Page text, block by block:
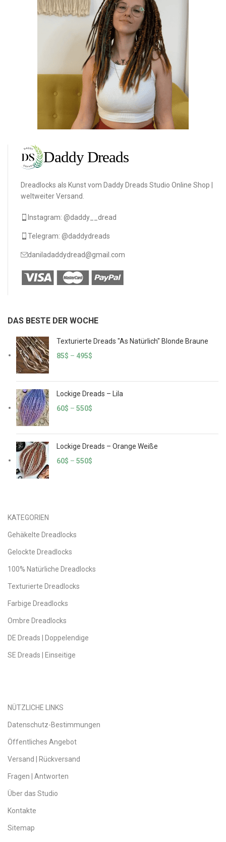
Dreadlocks als Kunst vom Daddy Dreads Studio Online Shop |
weltweiter Versand.
Instagram: @daddy__dread
Telegram: @daddydreads
daniladaddydread@gmail.com
DAS BESTE DER WOCHE
Texturierte Dreads "As Natürlich" Blonde Braune
85$ – 495$
Lockige Dreads – Lila
60$ – 550$
Lockige Dreads – Orange Weiße
60$ – 550$
KATEGORIEN
Gehäkelte Dreadlocks
Gelockte Dreadlocks
100% Natürliche Dreadlocks
Texturierte Dreadlocks
Farbige Dreadlocks
Ombre Dreadlocks
DE Dreads | Doppelendige
SE Dreads | Einseitige
NÜTZLICHE LINKS
Datenschutz-Bestimmungen
Öffentliches Angebot
Versand | Rückversand
Fragen | Antworten
Über das Studio
Kontakte
Sitemap